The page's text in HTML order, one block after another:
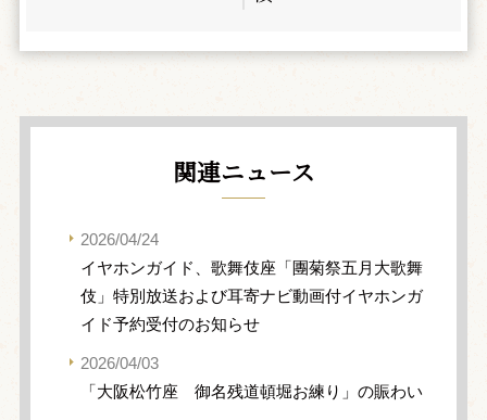
関連ニュース
2026/04/24
イヤホンガイド、歌舞伎座「團菊祭五月大歌舞
伎」特別放送および耳寄ナビ動画付イヤホンガ
イド予約受付のお知らせ
2026/04/03
「大阪松竹座 御名残道頓堀お練り」の賑わい